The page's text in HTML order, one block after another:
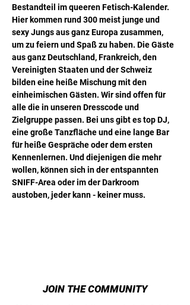
Bestandteil im queeren Fetisch-Kalender.
Hier kommen rund 300 meist junge und
sexy Jungs aus ganz Europa zusammen,
um zu feiern und Spaß zu haben. Die Gäste
aus ganz Deutschland, Frankreich, den
Vereinigten Staaten und der Schweiz
bilden eine heiße Mischung mit den
einheimischen Gästen. Wir sind offen für
alle die in unseren Dresscode und
Zielgruppe passen. Bei uns gibt es top DJ,
eine große Tanzfläche und eine lange Bar
für heiße Gespräche oder dem ersten
Kennenlernen. Und diejenigen die mehr
wollen, können sich in der entspannten
SNIFF-Area oder im der Darkroom
austoben, jeder kann - keiner muss.
JOIN THE COMMUNITY